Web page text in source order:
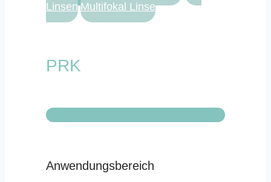
Linsen Multifokal Linse
PRK
Anwendungsbereich